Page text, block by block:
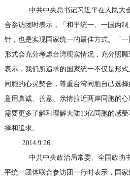
中共中央总书记习近平在人民大
合参访团时表示，「和平统一、一国两
针，也是实现国家统一的最佳方式。「
形式会充分考虑台湾现实情况，充分照
表示，我们所追求的国家统一不仅是形
同胞的心灵契合，尊重台湾同胞自己选
意用真诚、善意、亲情拉近两岸同胞的
需要更多了解和理解大陆13亿同胞的感
择和追求。
2014.9.26
中共中央政治局常委、全国政协
平统一团体联合参访团一行时表示，国